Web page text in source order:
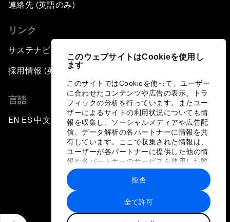
このウェブサイトはCookieを使用し
ます
このサイトではCookieを使って、ユーザー
に合わせたコンテンツや広告の表示、トラ
フィックの分析を行っています。またユー
ザーによるサイトの利用状況についても情
報を収集し、ソーシャルメディアや広告配
信、データ解析の各パートナーに情報を共
有しています。ここで収集された情報は、
ユーザーが各パートナーに提供した他の情
報や各パートナーのサービスを使用した際
に収集された情報と組み合わされ、各パー
トナーによって使用されることがありま
す。
全て許可
拒否
連絡先 (英語のみ)
リンク
サステナビリティへの取り組み
採用情報 (英語のみ)
言語
EN ▪ES▪中文▪ 日本語
プライバシーポリシーと利用規約
サイトマップ